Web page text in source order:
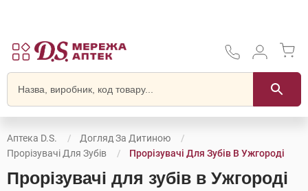
Аптека D.S.
Догляд За Дитиною
Прорізувачі Для Зубів
Прорізувачі Для Зубів В Ужгороді
Прорізувачі для зубів в Ужгороді